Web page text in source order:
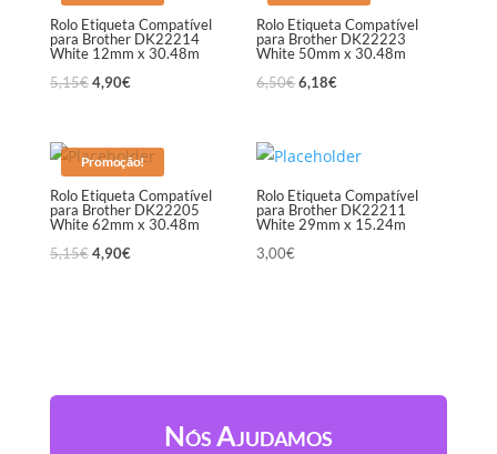
Rolo Etiqueta Compatível
para Brother DK22214
White 12mm x 30.48m
5,15€ 4,90€
Rolo Etiqueta Compatível
para Brother DK22223
White 50mm x 30.48m
6,50€6,18€
Promoção!
Rolo Etiqueta Compatível
para Brother DK22205
White 62mm x 30.48m
5,15€ 4,90€
Rolo Etiqueta Compatível
para Brother DK22211
White 29mm x 15.24m
3,00€
Nós Ajudamos